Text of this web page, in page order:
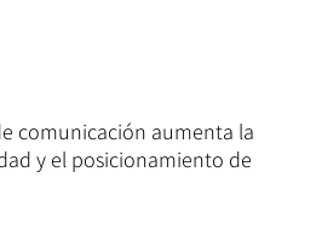
comunicación aumenta la
y el posicionamiento de